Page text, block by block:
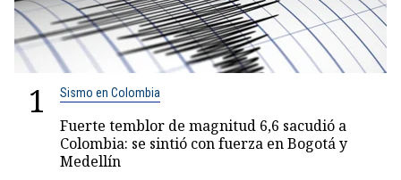
1 Sismo en Colombia
Fuerte temblor de magnitud 6,6 sacudió a
Colombia: se sintió con fuerza en Bogotá y
Medellín